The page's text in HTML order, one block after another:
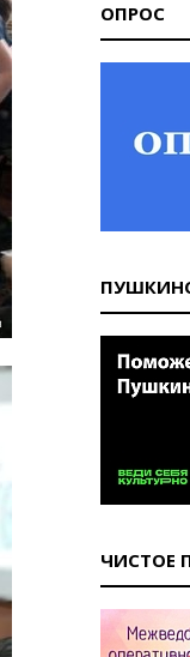
ОПРОС
ЧИСТОЕ